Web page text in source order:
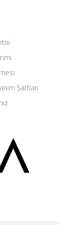
Şartları